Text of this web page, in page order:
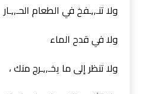
ولا تنـ,,ـفخ في الطعام الحـ,,ـار
ولا في قدح الماء
ولا تنظر إلى ما يخـ,,ـرج منك ،